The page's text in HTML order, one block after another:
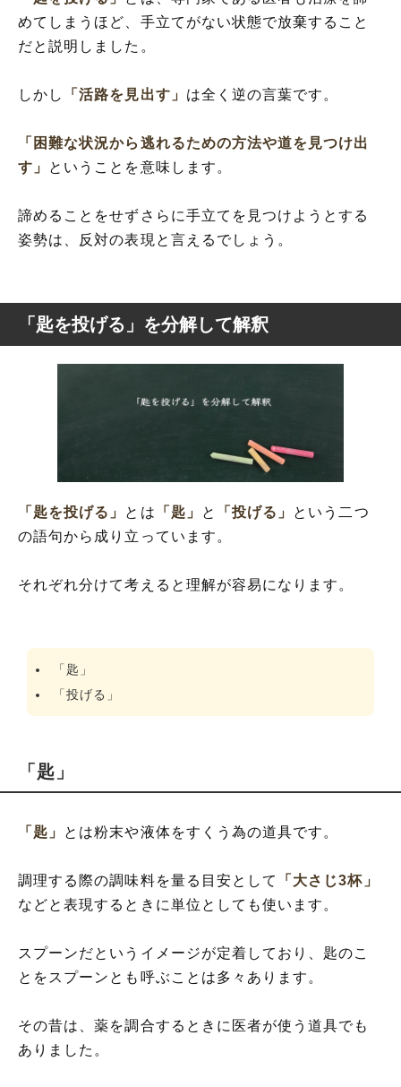
めてしまうほど、手立てがない状態で放棄すること
だと説明しました。
しかし 「活路を見出す」 は全く逆の言葉です。
「困難な状況から逃れるための方法や道を見つけ出
す」
ということを意味します。
諦めることをせずさらに手立てを見つけようとする
姿勢は、反対の表現と言えるでしょう。
「匙を投げる」を分解して解釈
「匙を投げる」 とは 「匙」 と 「投げる」
という二つ
の語句から成り立っています。
それぞれ分けて考えると理解が容易になります。
「匙」
「投げる」
「匙」
「匙」 とは粉末や液体をすくう為の道具です。
調理する際の調味料を量る目安として
「大さじ3杯」
などと表現するときに単位としても使います。
スプーンだというイメージが定着しており、匙のこ
とをスプーンとも呼ぶことは多々あります。
その昔は、薬を調合するときに医者が使う道具でも
ありました。